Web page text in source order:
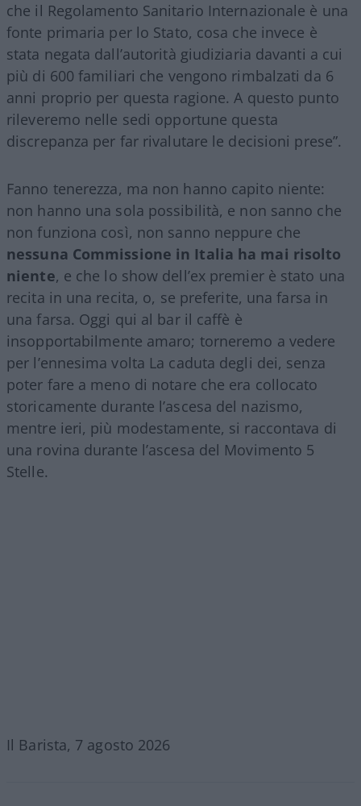
che il Regolamento Sanitario Internazionale è una
fonte primaria per lo Stato, cosa che invece è
stata negata dall’autorità giudiziaria davanti a cui
più di 600 familiari che vengono rimbalzati da 6
anni proprio per questa ragione. A questo punto
rileveremo nelle sedi opportune questa
discrepanza per far rivalutare le decisioni prese”.
Fanno tenerezza, ma non hanno capito niente:
non hanno una sola possibilità, e non sanno che
non funziona così, non sanno neppure che
nessuna Commissione in Italia ha mai risolto
niente, e che lo show dell’ex premier è stato una
recita in una recita, o, se preferite, una farsa in
una farsa. Oggi qui al bar il caffè è
insopportabilmente amaro; torneremo a vedere
per l’ennesima volta La caduta degli dei, senza
poter fare a meno di notare che era collocato
storicamente durante l’ascesa del nazismo,
mentre ieri, più modestamente, si raccontava di
una rovina durante l’ascesa del Movimento 5
Stelle.
Il Barista, 7 agosto 2026